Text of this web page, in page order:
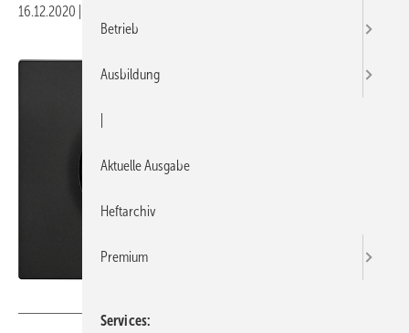
16.12.2020
Betrieb
Ausbildung
Aktuelle Ausgabe
Heftarchiv
Premium
Services